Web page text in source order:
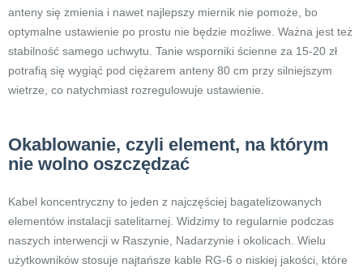
anteny się zmienia i nawet najlepszy miernik nie pomoże, bo
optymalne ustawienie po prostu nie będzie możliwe. Ważna jest też
stabilność samego uchwytu. Tanie wsporniki ścienne za 15-20 zł
potrafią się wygiąć pod ciężarem anteny 80 cm przy silniejszym
wietrze, co natychmiast rozregulowuje ustawienie.
Okablowanie, czyli element, na którym
nie wolno oszczędzać
Kabel koncentryczny to jeden z najczęściej bagatelizowanych
elementów instalacji satelitarnej. Widzimy to regularnie podczas
naszych interwencji w Raszynie, Nadarzynie i okolicach. Wielu
użytkowników stosuje najtańsze kable RG-6 o niskiej jakości, które